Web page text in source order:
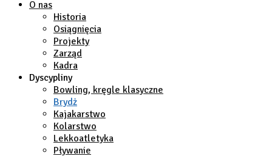
O nas
Historia
Osiągnięcia
Projekty
Zarząd
Kadra
Dyscypliny
Bowling, kręgle klasyczne
Brydż
Kajakarstwo
Kolarstwo
Lekkoatletyka
Pływanie